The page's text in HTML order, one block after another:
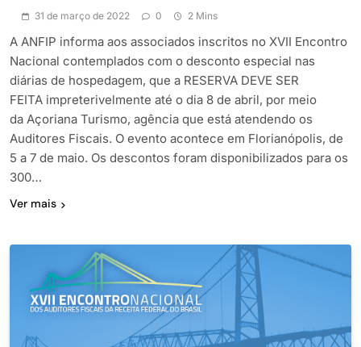
31 de março de 2022 0 2 Mins
A ANFIP informa aos associados inscritos no XVII Encontro
Nacional contemplados com o desconto especial nas
diárias de hospedagem, que a RESERVA DEVE SER
FEITA impreterivelmente até o dia 8 de abril, por meio
da Açoriana Turismo, agência que está atendendo os
Auditores Fiscais. O evento acontece em Florianópolis, de
5 a 7 de maio. Os descontos foram disponibilizados para os
300…
Ver mais